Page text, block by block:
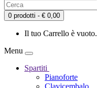
0 prodotti - € 0,00
Il tuo Carrello è vuoto.
Menu
Spartiti
Pianoforte
Clavicembalo